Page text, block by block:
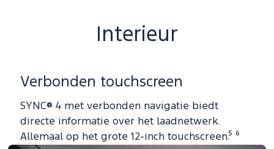
Interieur
Verbonden touchscreen
SYNC® 4 met verbonden navigatie biedt
directe informatie over het laadnetwerk.
Allemaal op het grote 12-inch touchscreen.⁵ ⁶